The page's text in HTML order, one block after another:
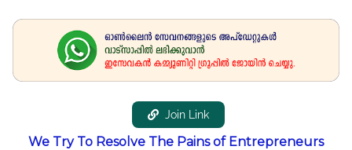
Join Link
We Try To Resolve The Pains of Entrepreneurs